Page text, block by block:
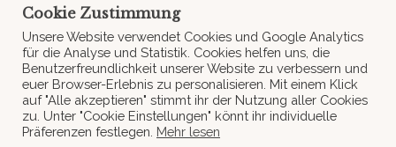
Erfahre zuerst, wenn es neue Infos von La Goonery,
unserem Liefergebiet oder neue Rezepte gibt.
Fehler:Kontaktformular wurde nicht gefunden.
Cookie Zustimmung
Unsere Website verwendet Cookies und Google Analytics
für die Analyse und Statistik. Cookies helfen uns, die
Benutzerfreundlichkeit unserer Website zu verbessern und
euer Browser-Erlebnis zu personalisieren. Mit einem Klick
auf "Alle akzeptieren" stimmt ihr der Nutzung aller Cookies
zu. Unter "Cookie Einstellungen" könnt ihr individuelle
Präferenzen festlegen. Mehr lesen